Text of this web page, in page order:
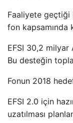
Faaliyete geçtiği
fon kapsamında
EFSI 30,2 milyar
Bu desteğin
Fonun 2018
EFSI 2.0 için
uzatılması